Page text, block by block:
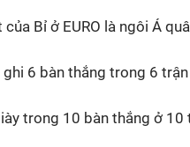
Bỉ ở EURO là ngôi Á
6 bàn thắng trong 6
trong 10 bàn thắng ở